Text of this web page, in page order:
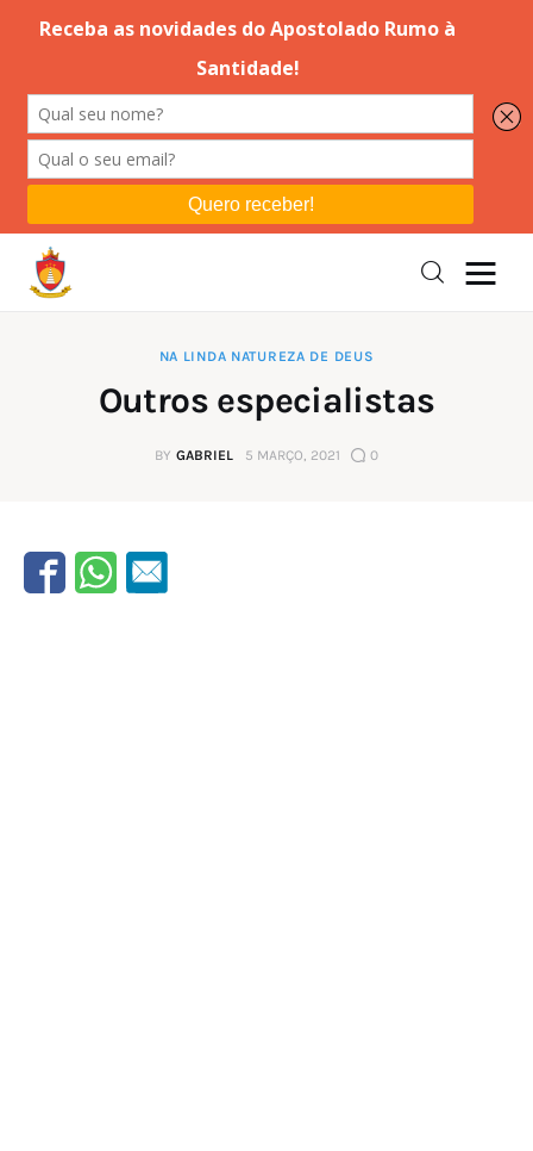
Editorial
Orações
Instruções
Espiritualidade
NA LINDA NATUREZA DE DEUS
Outros especialistas
BY GABRIEL 5 MARÇO, 2021 0